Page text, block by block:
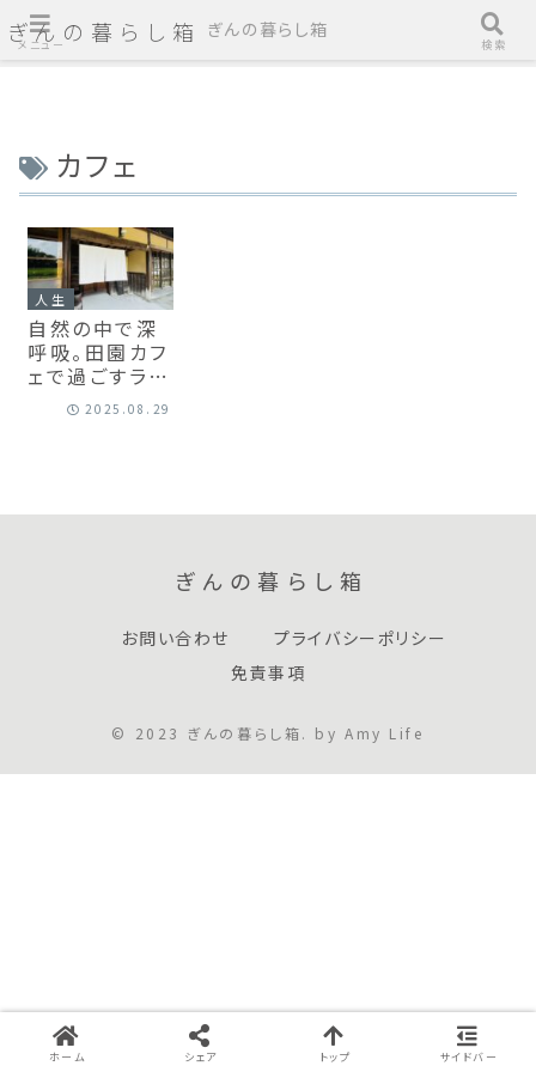
ぎんの暮らし箱
カフェ
人生
自然の中で深
呼吸。田園カフ
ェで過ごすラン
チタイム｜兵
庫県三木市：こ
2025.08.29
ぎんの暮らし箱
お問い合わせ
プライバシーポリシー
免責事項
© 2023 ぎんの暮らし箱. by Amy Life
メニュー
ぎんの暮らし箱
検索
ホーム シェア トップ サイドバー